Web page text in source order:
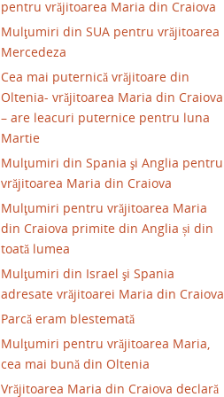
pentru vrăjitoarea Maria din Craiova
Mulţumiri din SUA pentru vrăjitoarea
Mercedeza
Cea mai puternică vrăjitoare din
Oltenia- vrăjitoarea Maria din Craiova
– are leacuri puternice pentru luna
Martie
Mulţumiri din Spania şi Anglia pentru
vrăjitoarea Maria din Craiova
Mulţumiri pentru vrăjitoarea Maria
din Craiova primite din Anglia și din
toată lumea
Mulţumiri din Israel şi Spania
adresate vrăjitoarei Maria din Craiova
Parcă eram blestemată
Mulţumiri pentru vrăjitoarea Maria,
cea mai bună din Oltenia
Vrăjitoarea Maria din Craiova declară